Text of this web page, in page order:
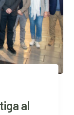
al